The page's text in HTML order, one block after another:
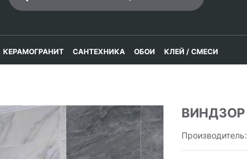
КЕРАМОГРАНИТ САНТЕХНИКА ОБОИ КЛЕЙ / СМЕСИ
ВИНДЗОР
Производитель: